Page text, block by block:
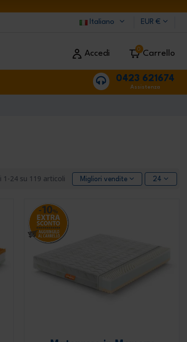
Italiano EUR €
Accedi 0 Carrello
0423 621674
Assistenza
1-24 su 119 articoli Migliori vendite 24